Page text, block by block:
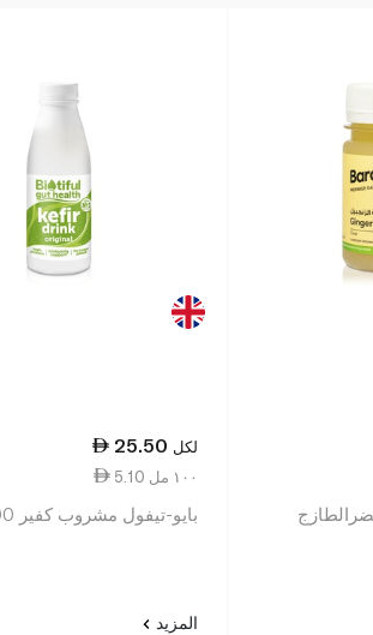
25.50 لكل
5.10 ١٠٠ مل
بايو-تيفول مشروب كفير 500 مل
المزيد